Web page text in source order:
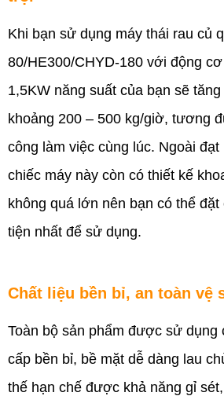
Khi bạn sử dụng máy thái rau củ
80/HE300/CHYD-180 với động
1,5KW năng suất của bạn sẽ
khoảng 200 – 500 kg/giờ, tương
công làm việc cùng lúc. Ngoài đạt
chiếc máy này còn có thiết kế
không quá lớn nên bạn có thể
tiện nhất để sử dụng.
Chất liệu bền bỉ, an toàn vệ
Toàn bộ sản phẩm được sử dụng
cấp bền bỉ, bề mặt dễ dàng lau
thế hạn chế được khả năng gỉ